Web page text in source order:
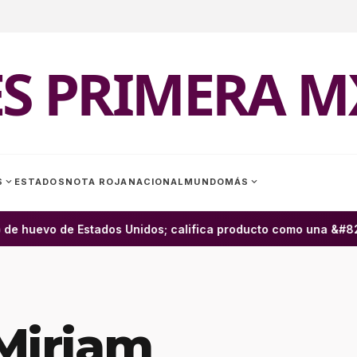
PRIMERA
expand_more ESTADOS NOTA ROJA NACIONAL MUNDOMÁS expand_more
de Estados Unidos; califica producto como una